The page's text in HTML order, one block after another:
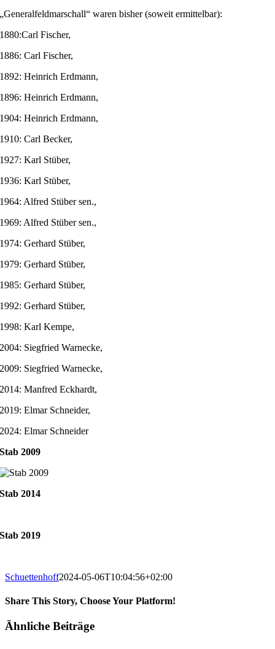
„Generalfeldmarschall“ waren bisher (soweit ermittelbar):
1880:Carl Fischer,
1886: Carl Fischer,
1892: Heinrich Erdmann,
1896: Heinrich Erdmann,
1904: Heinrich Erdmann,
1910: Carl Becker,
1927: Karl Stüber,
1936: Karl Stüber,
1964: Alfred Stüber sen.,
1969: Alfred Stüber sen.,
1974: Gerhard Stüber,
1979: Gerhard Stüber,
1985: Gerhard Stüber,
1992: Gerhard Stüber,
1998: Karl Kempe,
2004: Siegfried Warnecke,
2009: Siegfried Warnecke,
2014: Manfred Eckhardt,
2019: Elmar Schneider,
2024: Elmar Schneider
Stab 2009
Stab 2014
Stab 2019
Schuettenhoff2024-05-06T10:04:56+02:00
Share This Story, Choose Your Platform!
Facebook
X
Reddit
LinkedIn
Tumblr
Pinterest
Vk
E-
Ähnliche Beiträge